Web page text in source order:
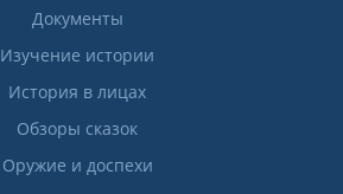
Документы
Изучение истории
История в лицах
Обзоры сказок
Оружие и доспехи